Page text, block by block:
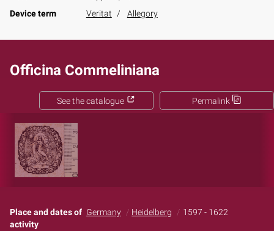
Device term
Veritat Allegory
Officina Commeliniana
Permalink
See the catalogue
Place and dates of
activity
Germany Heidelberg 1597 - 1622